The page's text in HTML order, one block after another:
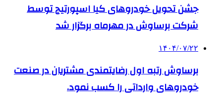
جشن تحویل خودروهای کیا اسپورتیج توسط
شرکت برساوش در مهرماه برگزار شد
۱۴۰۴/۰۷/۲۲
برساوش رتبه اول رضایتمندی مشتریان در صنعت
خودروهای وارداتی را کسب نمود.